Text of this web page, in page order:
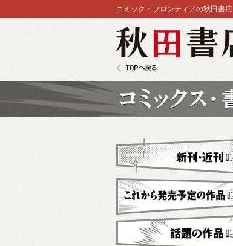
コミック・フロンティアの秋田書店
新刊・近刊
これから発売予定